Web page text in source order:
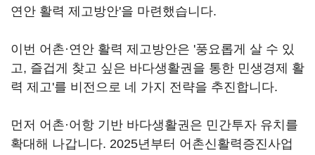
연안 활력 제고방안'을 마련했습니다.
이번 어촌·연안 활력 제고방안은 '풍요롭게 살 수 있
고, 즐겁게 찾고 싶은 바다생활권을 통한 민생경제 활
력 제고'를 비전으로 네 가지 전략을 추진합니다.
먼저 어촌·어항 기반 바다생활권은 민간투자 유치를
확대해 나갑니다. 2025년부터 어촌신활력증진사업